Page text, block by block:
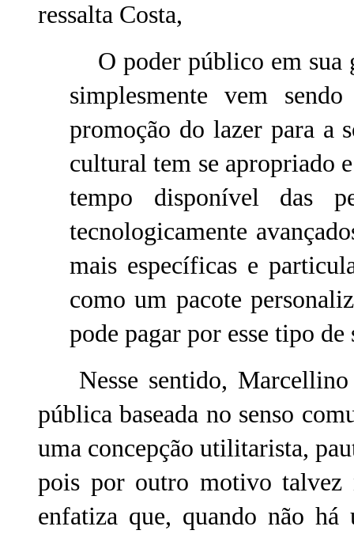
ressalta Costa,
O poder público em sua
simplesmente vem
promoção do lazer para a
cultural tem se apropriado
tempo disponível das
tecnologicamente
mais específicas e
como um pacote
pode pagar por esse tipo
Nesse sentido,
pública baseada no senso
uma concepção utilitarista,
pois por outro motivo talvez
enfatiza que, quando não